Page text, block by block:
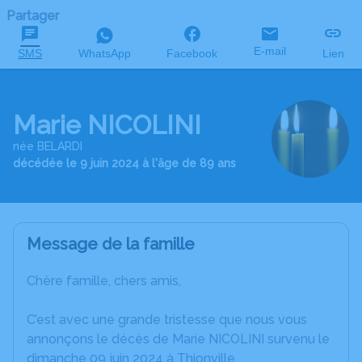
Partager
SMS WhatsApp Facebook E-mail Lien
Marie NICOLINI
née BELARDI
décédée le 9 juin 2024 à l'âge de 89 ans
Message de la famille
Chère famille, chers amis,
C’est avec une grande tristesse que nous vous
annonçons le décès de Marie NICOLINI survenu le
dimanche 09 juin 2024 à Thionville.